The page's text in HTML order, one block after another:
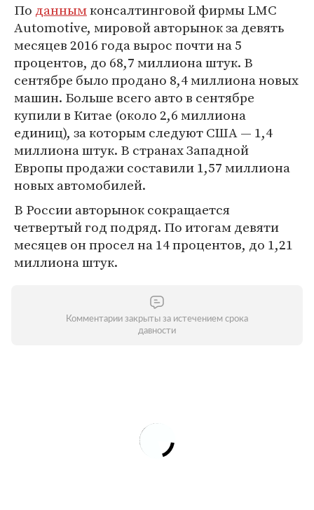
По даннымконсалтинговой фирмы LMC
Automotive, мировой авторынок за девять
месяцев 2016 года вырос почти на 5
процентов, до 68,7 миллиона штук. В
сентябре было продано 8,4 миллиона новых
машин. Больше всего авто в сентябре
купили в Китае (около 2,6 миллиона
единиц), за которым следуют США — 1,4
миллиона штук. В странах Западной
Европы продажи составили 1,57 миллиона
новых автомобилей.
В России авторынок сокращается
четвертый год подряд. По итогам девяти
месяцев он просел на 14 процентов, до 1,21
миллиона штук.
Комментарии закрыты за истечением срока
давности